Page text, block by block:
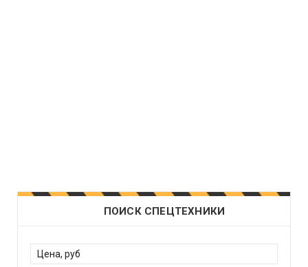
ПОИСК СПЕЦТЕХНИКИ